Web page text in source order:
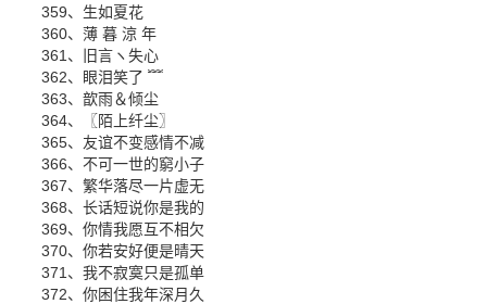
359、生如夏花
360、薄 暮 涼 年
361、旧言ヽ失心
362、眼泪笑了 ﹌
363、歆雨＆倾尘
364、〖陌上纤尘〗
365、友谊不变感情不减
366、不可一世的窮小子
367、繁华落尽一片虚无
368、长话短说你是我的
369、你情我愿互不相欠
370、你若安好便是晴天
371、我不寂寞只是孤单
372、你困住我年深月久